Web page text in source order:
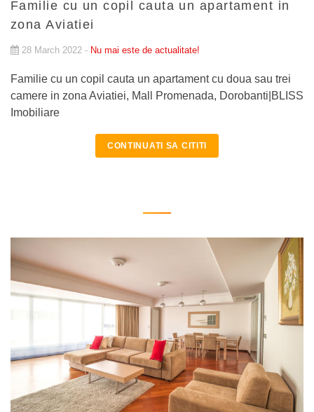
Familie cu un copil cauta un apartament in
zona Aviatiei
28 March 2022 - Nu mai este de actualitate!
Familie cu un copil cauta un apartament cu doua sau trei
camere in zona Aviatiei, Mall Promenada, Dorobanti|BLISS
Imobiliare
CONTINUATI SA CITITI